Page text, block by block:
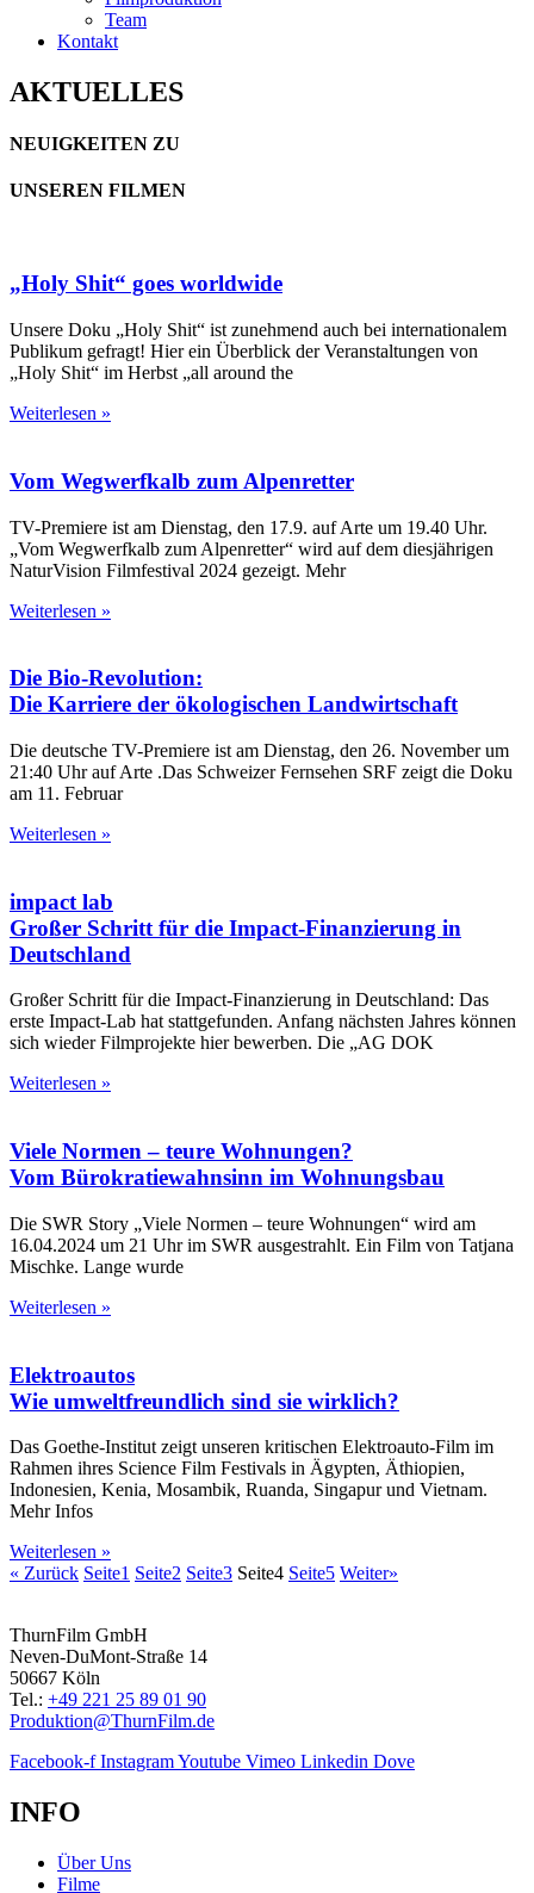
Team
Kontakt
AKTUELLES
NEUIGKEITEN ZU
UNSEREN FILMEN
„Holy Shit“ goes worldwide
Unsere Doku „Holy Shit“ ist zunehmend auch bei internationalem
Publikum gefragt! Hier ein Überblick der Veranstaltungen von
„Holy Shit“ im Herbst „all around the
Weiterlesen »
Vom Wegwerfkalb zum Alpenretter
TV-Premiere ist am Dienstag, den 17.9. auf Arte um 19.40 Uhr.
„Vom Wegwerfkalb zum Alpenretter“ wird auf dem diesjährigen
NaturVision Filmfestival 2024 gezeigt. Mehr
Weiterlesen »
Die Bio-Revolution:
Die Karriere der ökologischen Landwirtschaft
Die deutsche TV-Premiere ist am Dienstag, den 26. November um
21:40 Uhr auf Arte .Das Schweizer Fernsehen SRF zeigt die Doku
am 11. Februar
Weiterlesen »
impact lab
Großer Schritt für die Impact-Finanzierung in
Deutschland
Großer Schritt für die Impact-Finanzierung in Deutschland: Das
erste Impact-Lab hat stattgefunden. Anfang nächsten Jahres können
sich wieder Filmprojekte hier bewerben. Die „AG DOK
Weiterlesen »
Viele Normen – teure Wohnungen?
Vom Bürokratiewahnsinn im Wohnungsbau
Die SWR Story „Viele Normen – teure Wohnungen“ wird am
16.04.2024 um 21 Uhr im SWR ausgestrahlt. Ein Film von Tatjana
Mischke. Lange wurde
Weiterlesen »
Elektroautos
Wie umweltfreundlich sind sie wirklich?
Das Goethe-Institut zeigt unseren kritischen Elektroauto-Film im
Rahmen ihres Science Film Festivals in Ägypten, Äthiopien,
Indonesien, Kenia, Mosambik, Ruanda, Singapur und Vietnam.
Mehr Infos
Weiterlesen »
« Zurück Seite1 Seite2 Seite3 Seite4 Seite5 Weiter»
ThurnFilm GmbH
Neven-DuMont-Straße 14
50667 Köln
Tel.: +49 221 25 89 01 90
Produktion@ThurnFilm.de
Facebook-f InstagramYoutube Vimeo Linkedin Dove
INFO
Über Uns
Filme